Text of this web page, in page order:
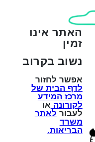
האתר אינו
זמין
נשוב בקרוב
אפשר לחזור
לדף הבית של
מרכז המידע
לקורונה או
לעבור לאתר
משרד
הבריאות.